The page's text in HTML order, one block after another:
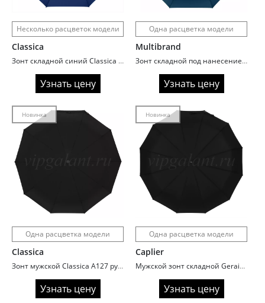
Несколько расцветок модели
Classica
Зонт складной синий Classica 959D
Узнать цену
Одна расцветка модели
Multibrand
Зонт складной под нанесение кобальт
Узнать цену
Новинка
Одна расцветка модели
Classica
Зонт мужской Classica A127 ручка крюк
Узнать цену
Новинка
Одна расцветка модели
Caplier
Мужской зонт складной Gerain 13099 с прямой ручкой
Узнать цену